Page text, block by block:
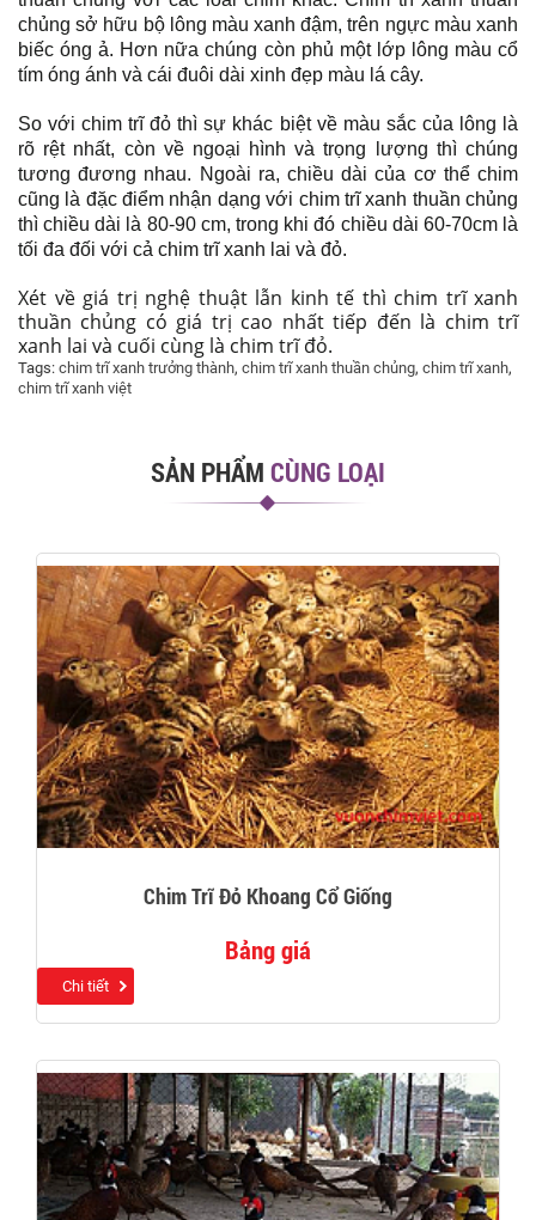
chủng sở hữu bộ lông màu xanh đậm, trên ngực màu xanh
biếc óng ả. Hơn nữa chúng còn phủ một lớp lông màu cổ
tím óng ánh và cái đuôi dài xinh đẹp màu lá cây.
So với chim trĩ đỏ thì sự khác biệt về màu sắc của lông là
rõ rệt nhất, còn về ngoại hình và trọng lượng thì chúng
tương đương nhau. Ngoài ra, chiều dài của cơ thể chim
cũng là đặc điểm nhận dạng với chim trĩ xanh thuần chủng
thì chiều dài là 80-90 cm, trong khi đó chiều dài 60-70cm là
tối đa đối với cả chim trĩ xanh lai và đỏ.
Xét về giá trị nghệ thuật lẫn kinh tế thì chim trĩ xanh
thuần chủng có giá trị cao nhất tiếp đến là chim trĩ
xanh lai và cuối cùng là chim trĩ đỏ.
Tags: chim trĩ xanh trưởng thành, chim trĩ xanh thuần chủng, chim trĩ xanh,
chim trĩ xanh việt
SẢN PHẨM CÙNG LOẠI
Chim Trĩ Đỏ Khoang Cổ Giống
Bảng giá
Chi tiết